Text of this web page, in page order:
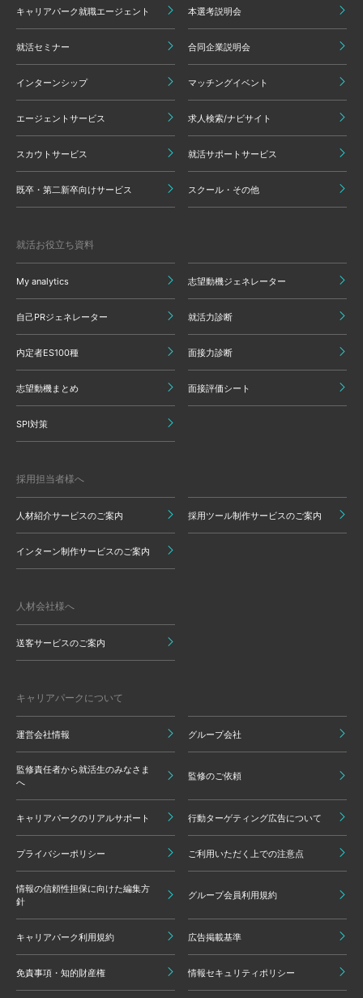
キャリアパーク就職エージェント 本選考説明会
就活セミナー 合同企業説明会
インターンシップ マッチングイベント
エージェントサービス 求人検索/ナビサイト
スカウトサービス 就活サポートサービス
既卒・第二新卒向けサービス スクール・その他
就活お役立ち資料
My analytics 志望動機ジェネレーター
自己PRジェネレーター 就活力診断
内定者ES100種 面接力診断
志望動機まとめ 面接評価シート
SPI対策
採用担当者様へ
人材紹介サービスのご案内 採用ツール制作サービスのご案内
インターン制作サービスのご案内
人材会社様へ
送客サービスのご案内
キャリアパークについて
運営会社情報 グループ会社
監修責任者から就活生のみなさま
へ
監修のご依頼
キャリアパークのリアルサポート 行動ターゲティング広告について
プライバシーポリシー ご利用いただく上での注意点
情報の信頼性担保に向けた編集方
針
グループ会員利用規約
キャリアパーク利用規約 広告掲載基準
免責事項・知的財産権 情報セキュリティポリシー